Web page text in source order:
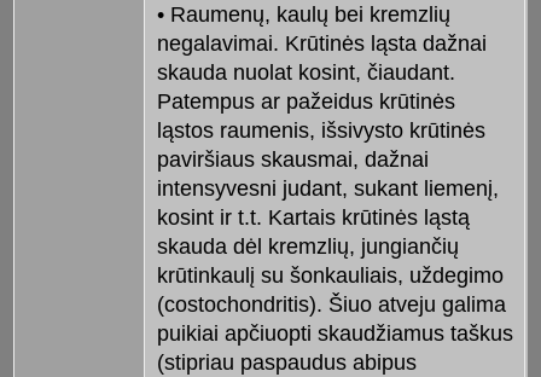
• Raumenų, kaulų bei kremzlių
negalavimai. Krūtinės ląsta dažnai
skauda nuolat kosint, čiaudant.
Patempus ar pažeidus krūtinės
ląstos raumenis, išsivysto krūtinės
paviršiaus skausmai, dažnai
intensyvesni judant, sukant liemenį,
kosint ir t.t. Kartais krūtinės ląstą
skauda dėl kremzlių, jungiančių
krūtinkaulį su šonkauliais, uždegimo
(costochondritis). Šiuo atveju galima
puikiai apčiuopti skaudžiamus taškus
(stipriau paspaudus abipus